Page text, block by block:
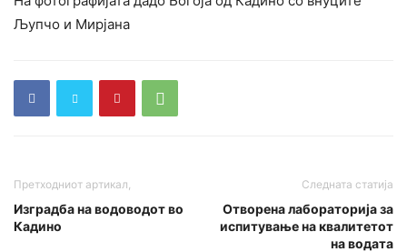
Љупчо и Мирјана
Претходниот артикал,
Изградба на водоводот во
Кадино
Следната статија
Отворена лабораторија за
испитување на квалитетот
на водата